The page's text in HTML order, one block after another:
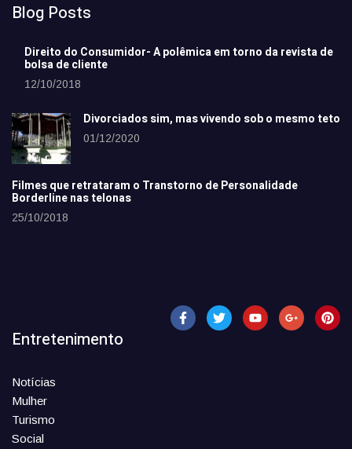
Blog Posts
Direito do Consumidor- A polêmica em torno da revista de
bolsa de cliente
12/10/2018
Divorciados sim, mas vivendo sob o mesmo teto
01/12/2020
Filmes que retrataram o Transtorno de Personalidade
Borderline nas telonas
25/10/2018
Entretenimento
Notícias
Mulher
Turismo
Social